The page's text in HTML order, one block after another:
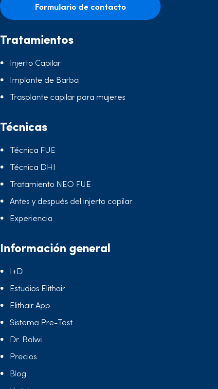
Formulario de contacto
Tratamientos
Injerto Capilar
Implante de Barba
Trasplante capilar para mujeres
Técnicas
Técnica FUE
Técnica DHI
Tratamiento NEO FUE
Antes y después del injerto capilar
Experiencia
Información general
I+D
Estudios Elithair
Elithair App
Sistema Pre-Test
Dr. Balwi
Precios
Blog